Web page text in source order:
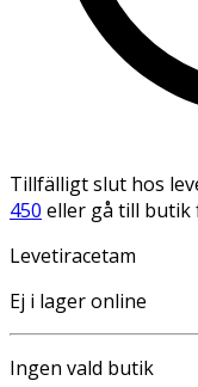
Tillfälligt slut hos
450 eller gå till butik
Levetiracetam
Ej i lager online
Ingen vald butik